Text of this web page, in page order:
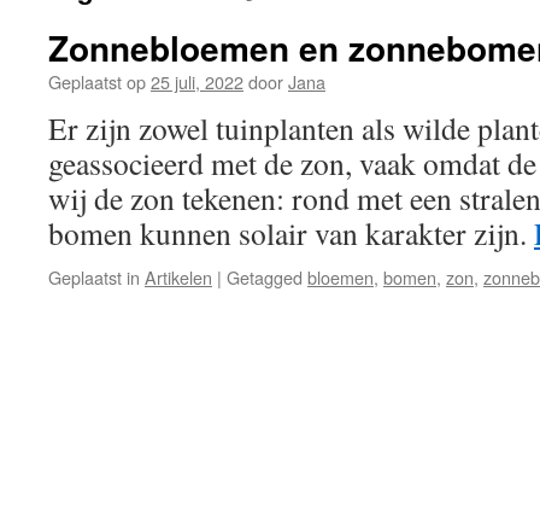
Zonnebloemen en
Geplaatst op25 juli, 2022doorJana
Er zijn zowel tuinplanten als wilde
geassocieerd met de zon, vaak omdat
wij de zon tekenen: rond met een
bomen kunnen solair van karakter zijn.
Geplaatst in Artikelen | Getagged bloemen, bomen, zon,